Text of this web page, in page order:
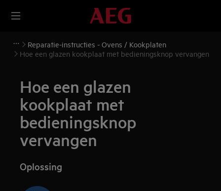
Reparatie-instructies - Ovens / Kookplaten
Hoe een glazen kookplaat met bedieningsknop vervangen
Hoe een glazen
kookplaat met
bedieningsknop
vervangen
Oplossing